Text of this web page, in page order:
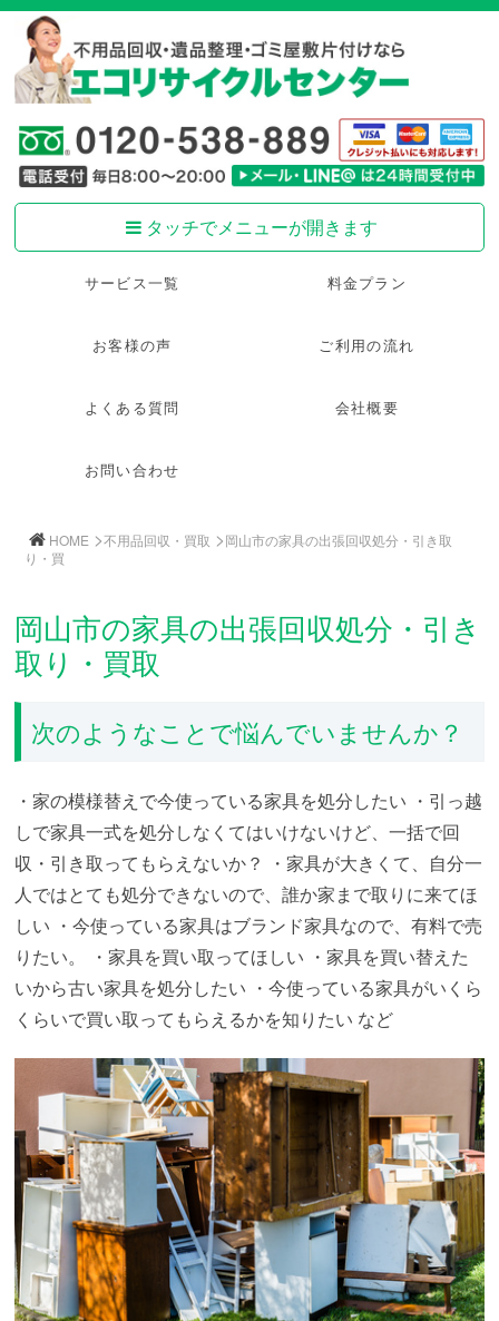
タッチでメニューが開きます
サービス一覧 料金プラン
お客様の声 ご利用の流れ
よくある質問 会社概要
お問い合わせ
HOME >不用品回収・買取 >岡山市の家具の出張回収処分・引き取
り・買
岡山市の家具の出張回収処分・引き
取り・買取
次のようなことで悩んでいませんか？
・家の模様替えで今使っている家具を処分したい ・引っ越
しで家具一式を処分しなくてはいけないけど、一括で回
収・引き取ってもらえないか？
・家具が大きくて、自分一
人ではとても処分できないので、誰か家まで取りに来てほ
しい ・今使っている家具はブランド家具なので、有料で売
りたい。
・家具を買い取ってほしい ・家具を買い替えた
いから古い家具を処分したい ・今使っている家具がいくら
くらいで買い取ってもらえるかを知りたい など